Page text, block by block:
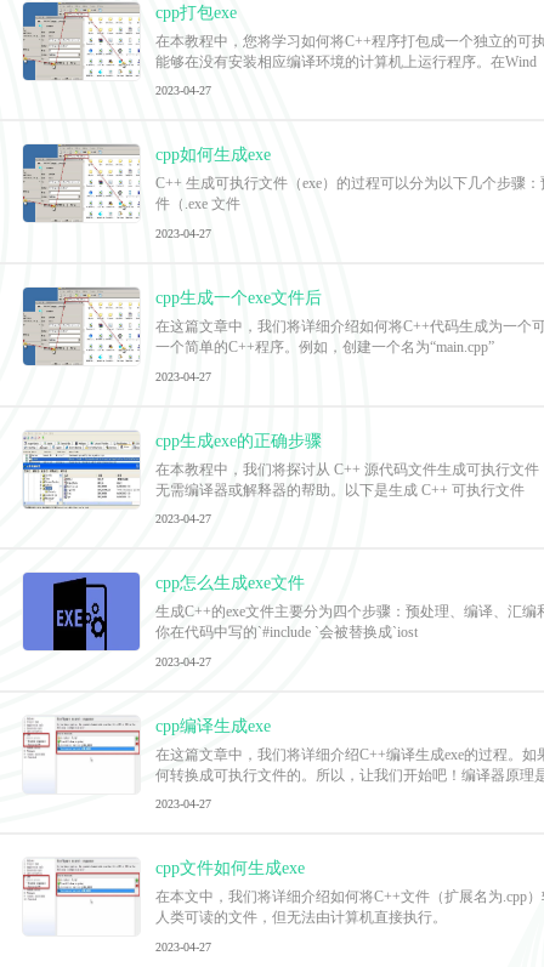
cpp打包exe
在本教程中，您将学习如何将C++程序打包成一个独立的可
能够在没有安装相应编译环境的计算机上运行程序。在Wind
2023-04-27
cpp如何生成exe
C++ 生成可执行文件（exe）的过程可以分为以下几个步骤
件（.exe 文件
2023-04-27
cpp生成一个exe文件后
在这篇文章中，我们将详细介绍如何将C++代码生成为一个
一个简单的C++程序。例如，创建一个名为“main.cpp”
2023-04-27
cpp生成exe的正确步骤
在本教程中，我们将探讨从 C++ 源代码文件生成可执行文
无需编译器或解释器的帮助。以下是生成 C++ 可执行文件
2023-04-27
cpp怎么生成exe文件
生成C++的exe文件主要分为四个步骤：预处理、编译、汇
你在代码中写的`#include `会被替换成`iost
2023-04-27
cpp编译生成exe
在这篇文章中，我们将详细介绍C++编译生成exe的过程。
何转换成可执行文件的。所以，让我们开始吧！编译器原理
2023-04-27
cpp文件如何生成exe
在本文中，我们将详细介绍如何将C++文件（扩展名为.cpp
人类可读的文件，但无法由计算机直接执行。
2023-04-27